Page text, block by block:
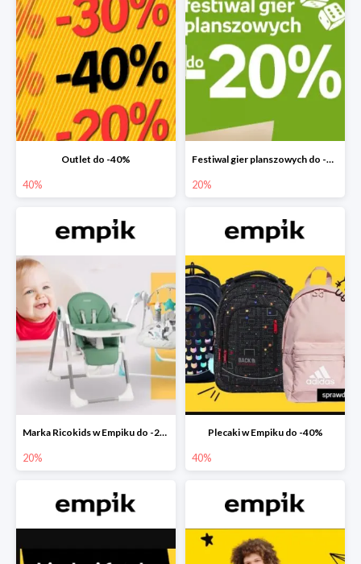
Outlet do -40%
40%
Festiwal gier planszowych do -20%
20%
Marka Ricokids w Empiku do -20%
20%
Plecaki w Empiku do -40%
40%